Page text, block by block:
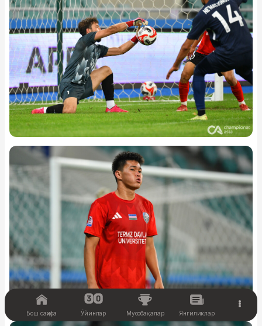
Бош саҳифа Ўйинлар Мусобақалар Янгиликлар